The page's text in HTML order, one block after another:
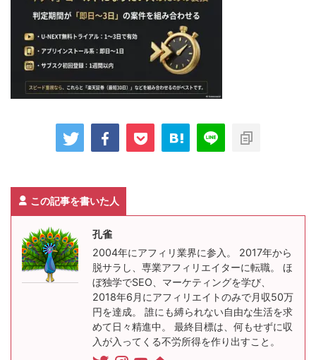
この記事を書いた人
孔雀
2004年にアフィリ業界に参入。 2017年から
脱サラし、専業アフィリエイターに転職。 ほ
ぼ独学でSEO、マーケティングを学び、
2018年6月にアフィリエイトのみで月収50万
円を達成。 誰にも縛られない自由な生活を求
めて日々精進中。 最終目標は、何もせずに収
入が入ってくる不労所得を作り出すこと。